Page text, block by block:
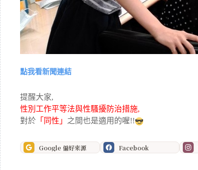
點我看新聞連結
提醒大家,
性別工作平等法與性騷擾防治措施,
對於 「同性」 之間也是適用的喔!!
Google 偏好來源 Facebook